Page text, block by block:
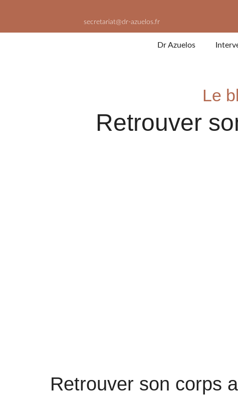
secretariat@dr-azuelos.fr
Dr Azuelos
Retrouver
Le
Retrouver son corps